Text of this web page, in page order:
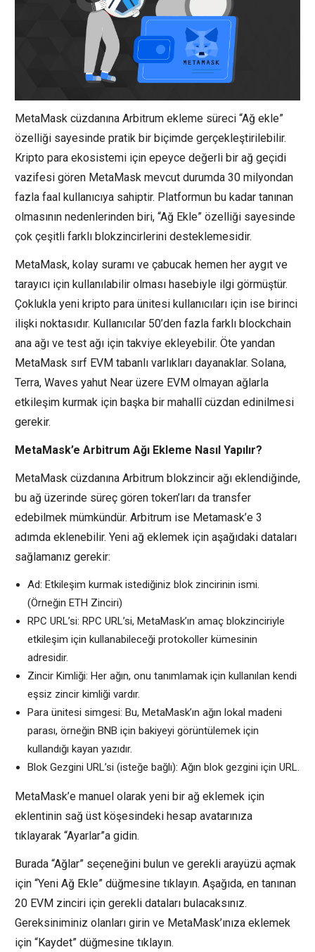
MetaMask cüzdanına Arbitrum ekleme süreci “Ağ ekle”
özelliği sayesinde pratik bir biçimde gerçekleştirilebilir.
Kripto para ekosistemi için epeyce değerli bir ağ geçidi
vazifesi gören MetaMask mevcut durumda 30 milyondan
fazla faal kullanıcıya sahiptir. Platformun bu kadar tanınan
olmasının nedenlerinden biri, “Ağ Ekle” özelliği sayesinde
çok çeşitli farklı blokzincirlerini desteklemesidir.
MetaMask, kolay suramı ve çabucak hemen her aygıt ve
tarayıcı için kullanılabilir olması hasebiyle ilgi görmüştür.
Çoklukla yeni kripto para ünitesi kullanıcıları için ise birinci
ilişki noktasıdır. Kullanıcılar 50’den fazla farklı blockchain
ana ağı ve test ağı için takviye ekleyebilir. Öte yandan
MetaMask sırf EVM tabanlı varlıkları dayanaklar. Solana,
Terra, Waves yahut Near üzere EVM olmayan ağlarla
etkileşim kurmak için başka bir mahallî cüzdan edinilmesi
gerekir.
MetaMask’e Arbitrum Ağı Ekleme Nasıl Yapılır?
MetaMask cüzdanına Arbitrum blokzincir ağı eklendiğinde,
bu ağ üzerinde süreç gören token’ları da transfer
edebilmek mümkündür. Arbitrum ise Metamask’e 3
adımda eklenebilir. Yeni ağ eklemek için aşağıdaki dataları
sağlamanız gerekir:
Ad: Etkileşim kurmak istediğiniz blok zincirinin ismi.
(Örneğin ETH Zinciri)
RPC URL’si: RPC URL’si, MetaMask’ın amaç blokzinciriyle
etkileşim için kullanabileceği protokoller kümesinin
adresidir.
Zincir Kimliği: Her ağın, onu tanımlamak için kullanılan kendi
eşsiz zincir kimliği vardır.
Para ünitesi simgesi: Bu, MetaMask’ın ağın lokal madeni
parası, örneğin BNB için bakiyeyi görüntülemek için
kullandığı kayan yazıdır.
Blok Gezgini URL’si (isteğe bağlı): Ağın blok gezgini için URL.
MetaMask’e manuel olarak yeni bir ağ eklemek için
eklentinin sağ üst köşesindeki hesap avatarınıza
tıklayarak “Ayarlar”a gidin.
Burada “Ağlar” seçeneğini bulun ve gerekli arayüzü açmak
için “Yeni Ağ Ekle” düğmesine tıklayın. Aşağıda, en tanınan
20 EVM zinciri için gerekli dataları bulacaksınız.
Gereksiniminiz olanları girin ve MetaMask’ınıza eklemek
için “Kaydet” düğmesine tıklayın.